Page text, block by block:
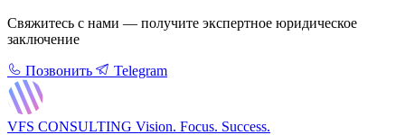
Свяжитесь с нами — получите экспертное юридическое
заключение
Позвонить Telegram
VFS CONSULTING Vision. Focus. Success.